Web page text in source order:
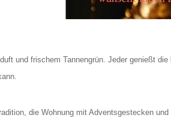
und frischem Tannengrün. Jeder genießt
die Wohnung mit Adventsgestecken